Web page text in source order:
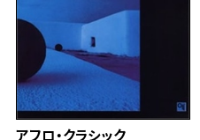
アフロ・クラシック